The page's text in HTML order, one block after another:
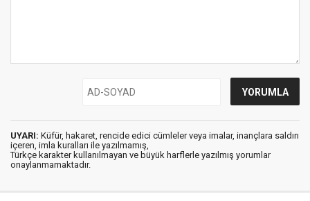
UYARI: Küfür, hakaret, rencide edici cümleler veya imalar, inançlara saldırı
içeren, imla kuralları ile yazılmamış,
Türkçe karakter kullanılmayan ve büyük harflerle yazılmış yorumlar
onaylanmamaktadır.